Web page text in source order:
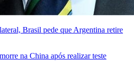
Brasil pede que Argentina retire